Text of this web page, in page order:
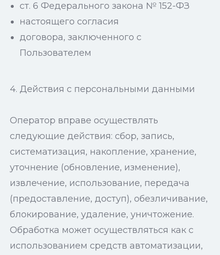
ст. 6 Федерального закона № 152-ФЗ
настоящего согласия
договора, заключенного с
Пользователем
4. Действия с персональными данными
Оператор вправе осуществлять
следующие действия: сбор, запись,
систематизация, накопление, хранение,
уточнение (обновление, изменение),
извлечение, использование, передача
(предоставление, доступ), обезличивание,
блокирование, удаление, уничтожение.
Обработка может осуществляться как с
использованием средств автоматизации,